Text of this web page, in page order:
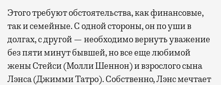
Этого требуют обстоятельства, как финансовые,
так и семейные. С одной стороны, он по уши в
долгах, с другой — необходимо вернуть уважение
без пяти минут бывшей, но все еще любимой
жены Стейси (Молли Шеннон) и взрослого сына
Лэнса (Джимми Татро). Собственно, Лэнс мечтает